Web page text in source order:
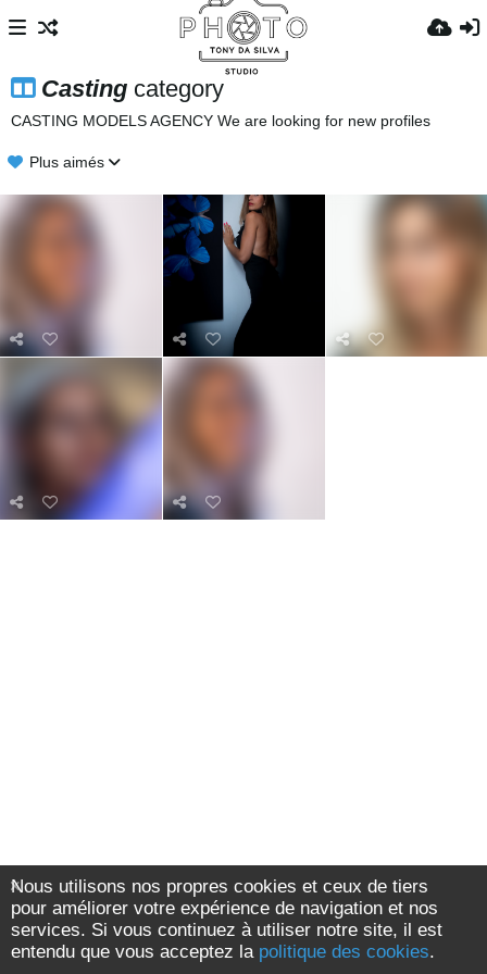
Casting category
CASTING MODELS AGENCY We are looking for new profiles
Plus aimés
Nous utilisons nos propres cookies et ceux de tiers
pour améliorer votre expérience de navigation et nos
services. Si vous continuez à utiliser notre site, il est
entendu que vous acceptez la politique des cookies.